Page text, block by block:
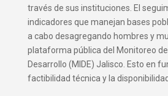
través de sus instituciones. El
indicadores que manejan bases
a cabo desagregando hombres y
plataforma pública del Monitoreo de
Desarrollo (MIDE) Jalisco. Esto en
factibilidad técnica y la